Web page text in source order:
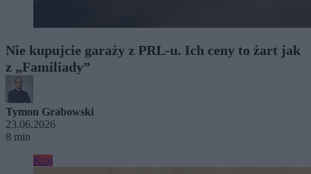
Nie kupujcie garaży z PRL-u. Ich ceny to żart jak
z „Familiady”
Tymon Grabowski
23.06.2026
8 min
Kraj